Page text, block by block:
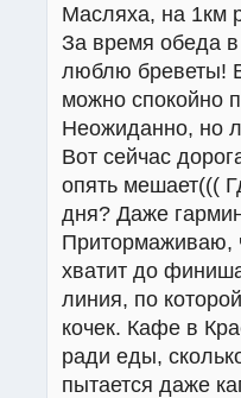
Масляха, на 1км
За время обеда
люблю бреветы!
можно спокойно
Неожиданно, но
Вот сейчас
опять мешает(((
дня? Даже
Притормаживаю,
хватит до
линия, по
кочек. Кафе в
ради еды,
пытается даже